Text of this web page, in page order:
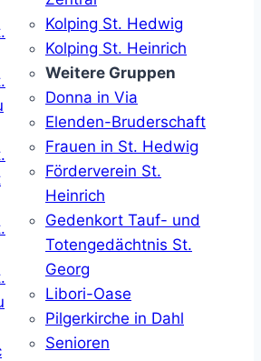
Kolping St. Hedwig
Kolping St. Heinrich
Weitere Gruppen
Donna in Via
Elenden-Bruderschaft
Frauen in St. Hedwig
Förderverein St.
Heinrich
Gedenkort Tauf- und
Totengedächtnis St.
Georg
Libori-Oase
Pilgerkirche in Dahl
Senioren